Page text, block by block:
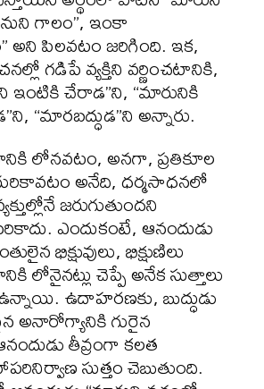
గాలం”, ఇంకా
అని పిలవటం జరిగింది. ఇక,
గడిపే వ్యక్తిని వర్ణించటానికి,
ఇంటికి చేరాడ”ని, “మారునికి
“మారబద్ధుడ”ని అన్నారు.
లోనవటం, అనగా, ప్రతికూల
అనేది, ధర్మసాధనలో
జరుగుతుందని
ఎందుకంటే, ఆనందుడు
భిక్షువులు, భిక్షుణిలు
లోనైనట్లు చెప్పే అనేక సుత్తాలు
ఉదాహరణకు, బుద్ధుడు
గురైన
తీవ్రంగా కలత
సుత్తం చెబుతుంది.